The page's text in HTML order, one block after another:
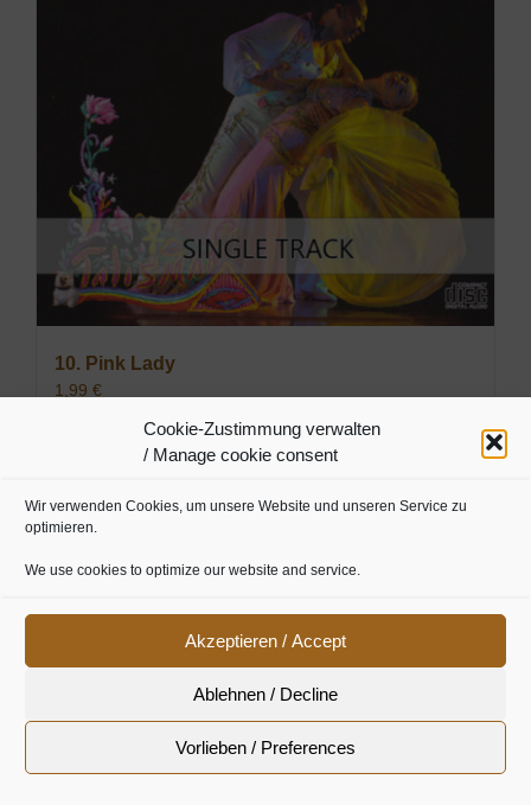
Cookie-Zustimmung verwalten
/ Manage cookie consent
Wir verwenden Cookies, um unsere Website und unseren Service zu
optimieren.
We use cookies to optimize our website and service.
Akzeptieren / Accept
Ablehnen / Decline
Vorlieben / Preferences
10. Pink Lady
1,99 €